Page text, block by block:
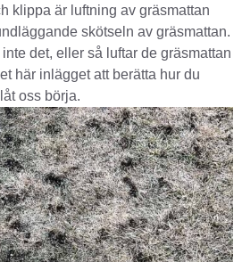
klippa är luftning av gräsmattan
skötseln av gräsmattan.
det, eller så luftar de gräsmattan
här inlägget att berätta hur du
oss börja.